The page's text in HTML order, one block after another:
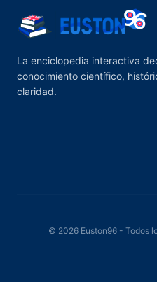
La enciclopedia interactiva
conocimiento científico,
claridad.
© 2026 Euston96 - Todos